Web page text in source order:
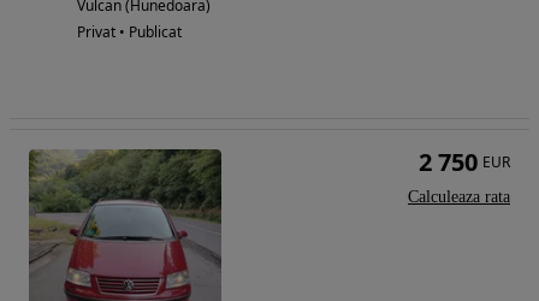
Vulcan (Hunedoara)
Privat • Publicat
2 750 EUR
Calculeaza rata